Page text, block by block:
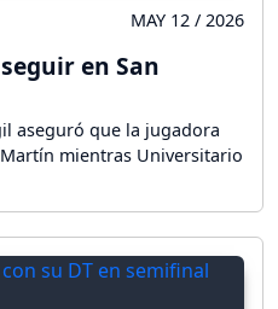
MAY 12 / 2026
en San
aseguró que la jugadora
mientras Universitario